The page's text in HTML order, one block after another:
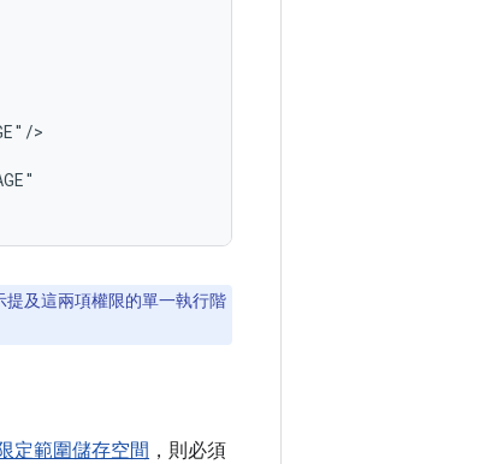
>
提及這兩項權限的單一執行階
定範圍儲存空間 ，則必須